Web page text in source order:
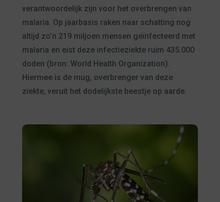
verantwoordelijk zijn voor het overbrengen van
malaria. Op jaarbasis raken naar schatting nog
altijd zo’n 219 miljoen mensen geïnfecteerd met
malaria en eist deze infectieziekte ruim 435.000
doden (bron: World Health Organization).
Hiermee is de mug, overbrenger van deze
ziekte, veruit het dodelijkste beestje op aarde.